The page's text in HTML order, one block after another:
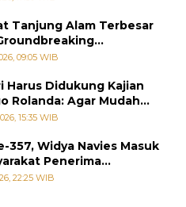
Tanjung Alam Terbesar
09:05 WIB
Harus Didukung Kajian
Rolanda: Agar Mudah
di Kementerian
15:35 WIB
357, Widya Navies Masuk
Penerima
Padang
22:25 WIB